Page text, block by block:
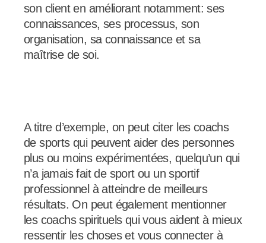
son client en améliorant notamment: ses
connaissances, ses processus, son
organisation, sa connaissance et sa
maîtrise de soi.
A titre d’exemple, on peut citer les coachs
de sports qui peuvent aider des personnes
plus ou moins expérimentées, quelqu’un qui
n’a jamais fait de sport ou un sportif
professionnel à atteindre de meilleurs
résultats. On peut également mentionner
les coachs spirituels qui vous aident à mieux
ressentir les choses et vous connecter à